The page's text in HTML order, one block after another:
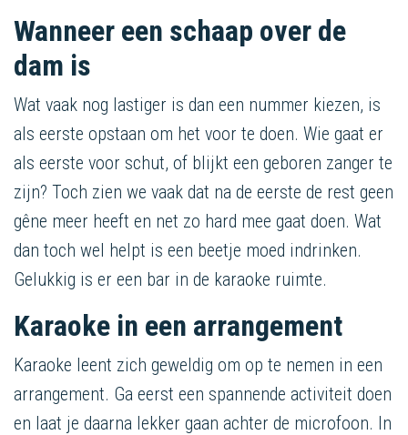
Wanneer een schaap over de
dam is
Wat vaak nog lastiger is dan een nummer kiezen, is
als eerste opstaan om het voor te doen. Wie gaat er
als eerste voor schut, of blijkt een geboren zanger te
zijn? Toch zien we vaak dat na de eerste de rest geen
gêne meer heeft en net zo hard mee gaat doen. Wat
dan toch wel helpt is een beetje moed indrinken.
Gelukkig is er een bar in de karaoke ruimte.
Karaoke in een arrangement
Karaoke leent zich geweldig om op te nemen in een
arrangement. Ga eerst een spannende activiteit doen
en laat je daarna lekker gaan achter de microfoon. In